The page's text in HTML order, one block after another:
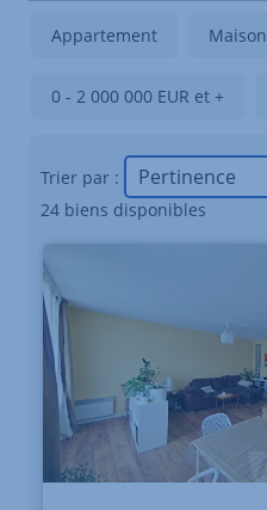
Appartement Maison
0 - 2 000 000 EUR et +
Trier par :
24 biens disponibles